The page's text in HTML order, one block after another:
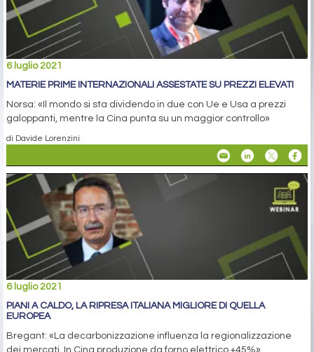
6 luglio 2021
MATERIE PRIME INTERNAZIONALI ASSESTATE SU PREZZI ELEVATI
Norsa: «Il mondo si sta dividendo in due con Ue e Usa a prezzi
galoppanti, mentre la Cina punta su un maggior controllo»
di Davide Lorenzini
6 luglio 2021
PIANI A CALDO, LA RIPRESA ITALIANA MIGLIORE DI QUELLA
EUROPEA
Bregant: «La decarbonizzazione influenza la regionalizzazione
dei mercati. In Cina produzione da forno elettrico +45%»